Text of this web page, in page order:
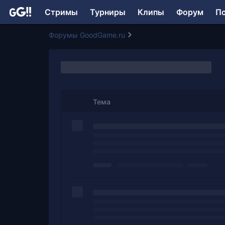
Стримы Турниры Клипы Форум
Форумы GoodGame.ru
Тема